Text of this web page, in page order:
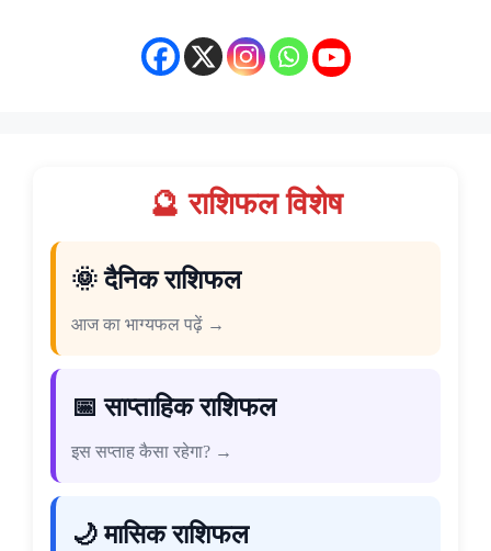
🔮 राशिफल विशेष
🌞 दैनिक राशिफल
आज का भाग्यफल पढ़ें →
📅 साप्ताहिक राशिफल
इस सप्ताह कैसा रहेगा? →
🌙 मासिक राशिफल